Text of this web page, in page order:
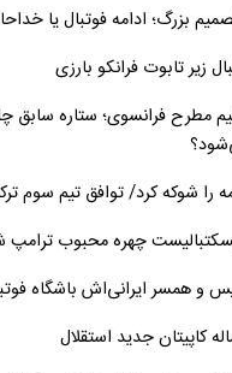
بزرگ؛ ادامه فوتبال یا
زیر تابوت فرانکو بارزی
مطرح فرانسوی؛ ستاره سابق
را شوکه کرد/ توافق تیم سوم
چهره محبوب ترامپ
و همسر ایرانی‌اش باشگاه